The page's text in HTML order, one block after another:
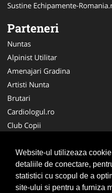
Website-ul utilizeaza
detaliile de conectare,
statistici cu scopul de a
site-ului si pentru a furniza
Sustine Echipamente-
Parteneri
Nuntas
Alpinist Utilitar
Amenajari Gradina
Artisti Nunta
Brutari
Cardiologul.ro
Club Copii
Ambalaje Romania
Cabinet-Individual.ro
CentruInchirieri.ro